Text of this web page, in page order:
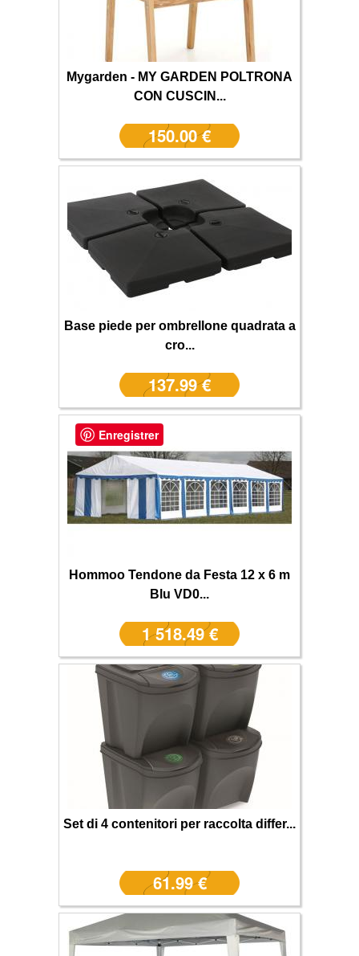
Mygarden - MY GARDEN POLTRONA
CON CUSCIN...
150.00 €
Base piede per ombrellone quadrata a
cro...
137.99 €
Hommoo Tendone da Festa 12 x 6 m
Blu VD0...
1 518.49 €
Set di 4 contenitori per raccolta differ...
61.99 €
Enregistrer